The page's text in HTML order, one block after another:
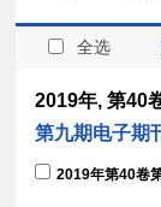
全选
2019年, 第40
第九期电子期
2019年第40卷